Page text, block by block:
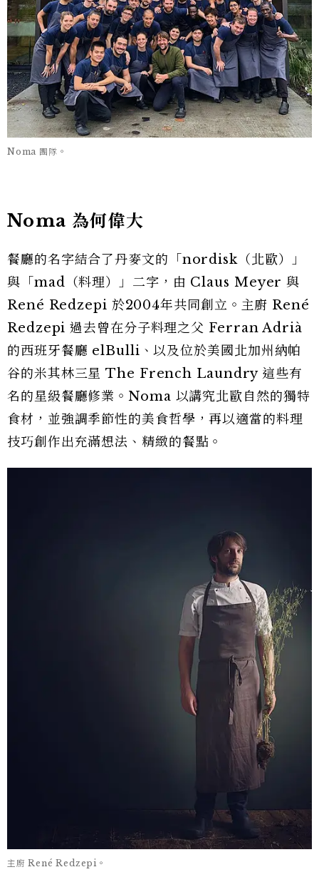
Noma 團隊。
Noma 為何偉大
餐廳的名字結合了丹麥文的「nordisk（北歐）」
與「mad（料理）」二字，由 Claus Meyer 與
René Redzepi 於2004年共同創立。主廚 René
Redzepi 過去曾在分子料理之父 Ferran Adrià
的西班牙餐廳 elBulli、以及位於美國北加州納帕
谷的米其林三星 The French Laundry 這些有
名的星級餐廳修業。Noma 以講究北歐自然的獨特
食材，並強調季節性的美食哲學，再以適當的料理
技巧創作出充滿想法、精緻的餐點。
主廚 René Redzepi。